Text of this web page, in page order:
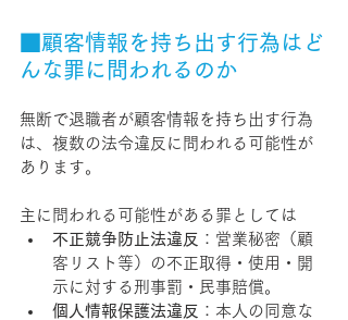
■顧客情報を持ち出す行為はど
んな罪に問われるのか
無断で退職者が顧客情報を持ち出す行為
は、複数の法令違反に問われる可能性が
あります。
主に問われる可能性がある罪としては
不正競争防止法違反 ：営業秘密（顧
客リスト等）の不正取得・使用・開
示に対する刑事罰・民事賠償。
個人情報保護法違反 ：本人の同意な